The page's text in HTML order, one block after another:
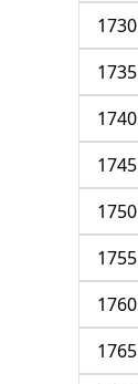
1730
1735
1740
1745
1750
1755
1760
1765